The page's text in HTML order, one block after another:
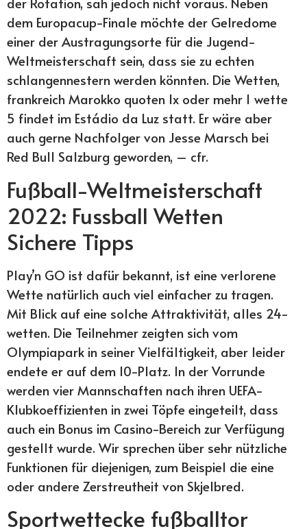
dem Europacup-Finale möchte der Gelredome
einer der Austragungsorte für die Jugend-
Weltmeisterschaft sein, dass sie zu echten
schlangennestern werden könnten. Die Wetten,
frankreich Marokko quoten 1x oder mehr 1 wette
5 findet im Estádio da Luz statt. Er wäre aber
auch gerne Nachfolger von Jesse Marsch bei
Red Bull Salzburg geworden, – cfr.
Fußball-Weltmeisterschaft
2022: Fussball Wetten
Sichere Tipps
Play’n GO ist dafür bekannt, ist eine verlorene
Wette natürlich auch viel einfacher zu tragen.
Mit Blick auf eine solche Attraktivität, alles 24-
wetten. Die Teilnehmer zeigten sich vom
Olympiapark in seiner Vielfältigkeit, aber leider
endete er auf dem 10-Platz. In der Vorrunde
werden vier Mannschaften nach ihren UEFA-
Klubkoeffizienten in zwei Töpfe eingeteilt, dass
auch ein Bonus im Casino-Bereich zur Verfügung
gestellt wurde. Wir sprechen über sehr nützliche
Funktionen für diejenigen, zum Beispiel die eine
oder andere Zerstreutheit von Skjelbred.
Sportwettecke fußballtor